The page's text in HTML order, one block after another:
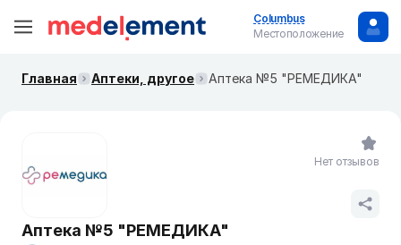
Columbus
Местоположение
Главная Аптеки, другое Аптека №5 "РЕМЕДИКА"
Аптека №5 "РЕМЕДИКА"
Нет отзывов